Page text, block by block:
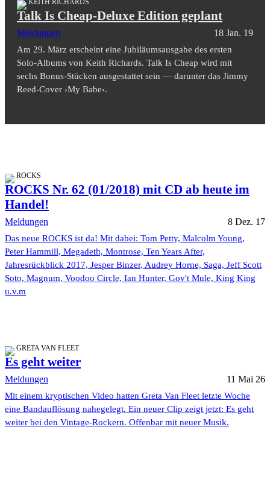
KEITH RICHARDS
Talk Is Cheap-Deluxe Edition geplant
Meldungen 18 Jan. 19
Am 29. März erscheint eine Jubiläumsausgabe des ersten
Solo-Albums von Keith Richards. Talk Is Cheap wird mit
sechs Bonus-Stücken ausgestattet sein — darunter das Jimmy
Reed-Cover ›My Babe‹.
ROCKS
ROCKS Nr. 62 (01/2018) mit CD ab heute im
Handel!
Meldungen 8 Dez. 17
Das neue ROCKS ist da! Mit dabei: Tom Petty, Malcolm Young,
Peter Hammill, Megadeth, Montrose, Ten Years After,
Jahresrückblick 2017, Jesper Binzer, Audrey Horne, Saga, Jeff Scott
Soto, Magnum, Voodoo Circle, Ian Hunter, Gov't Mule, King King
u.v.m
GRETA VAN FLEET
Es geht weiter
Meldungen 11 Mai 26
Mit einem kryptischen Video hatten Greta Van Fleet letzte Woche
eine Bandauflösung nahegelegt. Ein neuer Clip zeigt jetzt: Es geht
weiter bei den Vintage-Rockern. Offenbar mit neuer Musik.